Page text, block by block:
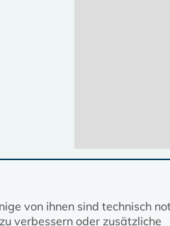
Diese Seite
von ihnen sind technisch
verbessern oder zusätzliche